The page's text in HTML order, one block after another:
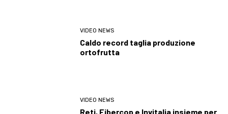
VIDEO NEWS
Caldo record taglia produzione
ortofrutta
VIDEO NEWS
Reti, Fibercop e Invitalia insieme per